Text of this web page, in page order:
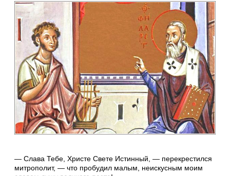
— Слава Тебе, Христе Свете Истинный, — перекрестился
митрополит, — что пробудил малым, неискусным моим